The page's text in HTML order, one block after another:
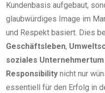
Kundenbasis aufgebaut,
glaubwürdiges Image im
und Respekt basiert. Dies
Geschäftsleben,
soziales Unternehmertum
Responsibility nicht nur
essentiell für den Erfolg in